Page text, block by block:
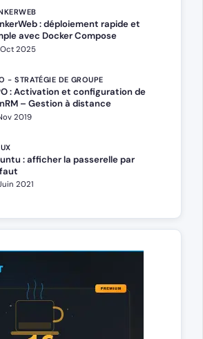
: déploiement rapide et
avec Docker Compose
2025
- STRATÉGIE DE GROUPE
: Activation et configuration de
– Gestion à distance
2019
: afficher la passerelle par
2021